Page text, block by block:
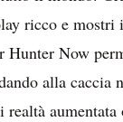
ricco e
Now
alla caccia